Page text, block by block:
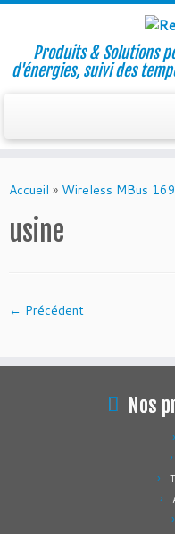
to
Produits & Solutions
d'énergies, suivi des
Accueil » Wireless MBus
usine
← Précédent
Nos